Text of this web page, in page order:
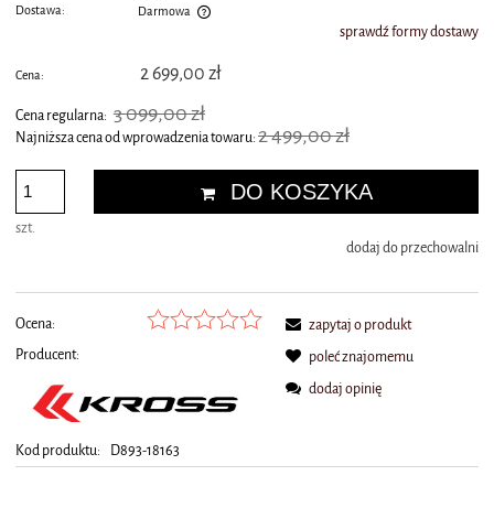
Dostawa:
Darmowa
sprawdź formy dostawy
Cena: 2 699,00 zł
Cena regularna: 3 099,00 zł
Najniższa cena od wprowadzenia towaru:2 499,00 zł
szt.
DO KOSZYKA
dodaj do przechowalni
Ocena:
Producent:
Kod produktu: D893-18163
zapytaj o produkt
poleć znajomemu
dodaj opinię